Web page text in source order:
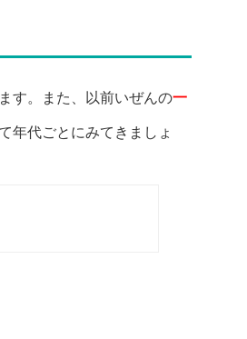
す。また、以前いぜんの一
年代ごとにみてきましょ